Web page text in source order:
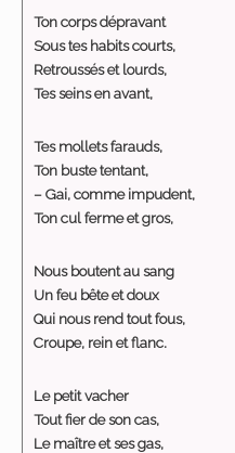
Ton corps dépravant
Sous tes habits courts,
Retroussés et lourds,
Tes seins en avant,
Tes mollets farauds,
Ton buste tentant,
– Gai, comme impudent,
Ton cul ferme et gros,
Nous boutent au sang
Un feu bête et doux
Qui nous rend tout fous,
Croupe, rein et flanc.
Le petit vacher
Tout fier de son cas,
Le maître et ses gas,